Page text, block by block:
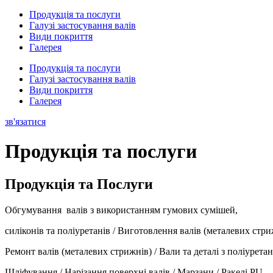
Продукція та послуги
Галузі застосування валів
Види покриття
Галерея
Продукція та послуги
Галузі застосування валів
Види покриття
Галерея
зв'язатися
Продукція та послуги
Продукція та Послуги
Обгумування валів з використанням гумових сумішей,
силіконів та поліуретанів / Виготовлення валів (металевих
Ремонт валів (металевих стрижнів) / Вали та деталі з